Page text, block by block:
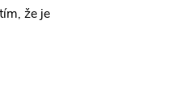
že je